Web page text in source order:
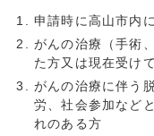
申請時に高山市内
がんの治療（手術
た方又は現在受け
がんの治療に伴う
労、社会参加など
れのある方